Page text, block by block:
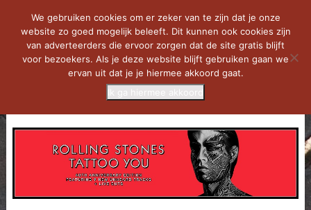
We gebruiken cookies om er zeker van te zijn dat je onze
website zo goed mogelijk beleeft. Dit kunnen ook cookies zijn
van adverteerders die ervoor zorgen dat de site gratis blijft
voor bezoekers. Als je deze website blijft gebruiken gaan we
ervan uit dat je je hiermee akkoord gaat.
Ik ga hiermee akkoord